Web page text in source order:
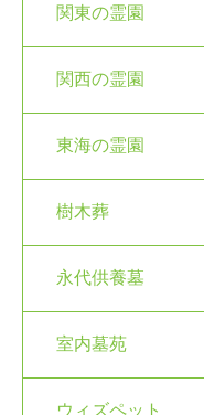
関東の霊園
関西の霊園
東海の霊園
樹木葬
永代供養墓
室内墓苑
ウィズペット